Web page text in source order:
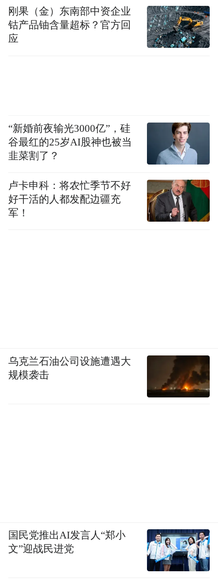
刚果（金）东南部中资企业
钴产品铀含量超标？官方回
应
“新婚前夜输光3000亿”，硅
谷最红的25岁AI股神也被当
韭菜割了？
卢卡申科：将农忙季节不好
好干活的人都发配边疆充
军！
乌克兰石油公司设施遭遇大
规模袭击
国民党推出AI发言人“郑小
文”迎战民进党